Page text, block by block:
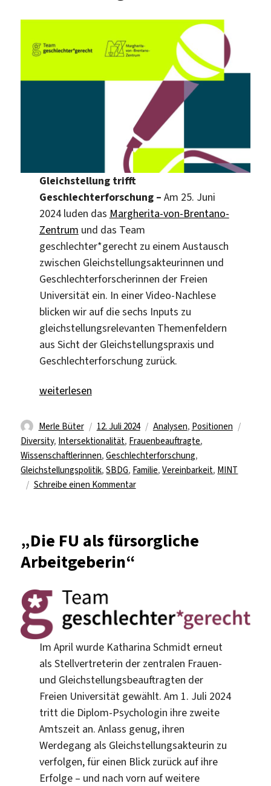
Gleichstellung trifft
Geschlechterforschung – Am 25. Juni
2024 luden das Margherita-von-Brentano-
Zentrum und das Team
geschlechter*gerecht zu einem Austausch
zwischen Gleichstellungsakteurinnen und
Geschlechterforscherinnen der Freien
Universität ein. In einer Video-Nachlese
blicken wir auf die sechs Inputs zu
gleichstellungsrelevanten Themenfeldern
aus Sicht der Gleichstellungspraxis und
Geschlechterforschung zurück.
„Rückblick: OpenMic-Veranstaltung“
weiterlesen
Autor
Merle Büter
Veröffentlicht
am
12. Juli 2024 Kategorien
Analysen, Positionen
Diversity, Intersektionalität, Frauenbeauftragte,
Wissenschaftlerinnen,Geschlechterforschung,
Gleichstellungspolitik,SBDG, Familie,Vereinbarkeit, MINT
Schreibe einen Kommentarzu
„Die FU als fürsorgliche
Arbeitgeberin“
Im April wurde Katharina Schmidt erneut
als Stellvertreterin der zentralen Frauen-
und Gleichstellungsbeauftragten der
Freien Universität gewählt. Am 1. Juli 2024
tritt die Diplom-Psychologin ihre zweite
Amtszeit an. Anlass genug, ihren
Werdegang als Gleichstellungsakteurin zu
verfolgen, für einen Blick zurück auf ihre
Erfolge – und nach vorn auf weitere